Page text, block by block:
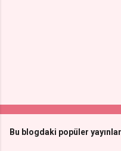
Bu blogdaki popüler yayınlar